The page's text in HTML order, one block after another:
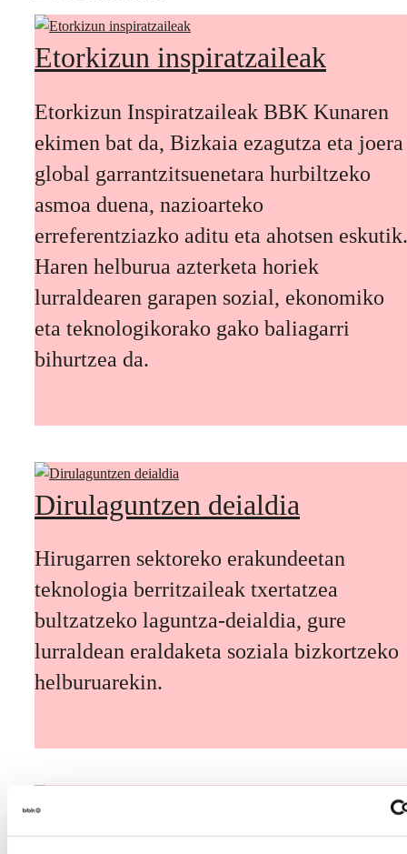
Etorkizun inspiratzaileak
Etorkizun Inspiratzaileak BBK Kunaren
ekimen bat da, Bizkaia ezagutza eta joera
global garrantzitsuenetara hurbiltzeko
asmoa duena, nazioarteko
erreferentziazko aditu eta ahotsen eskutik.
Haren helburua azterketa horiek
lurraldearen garapen sozial, ekonomiko
eta teknologikorako gako baliagarri
bihurtzea da.
Dirulaguntzen deialdia
Hirugarren sektoreko erakundeetan
teknologia berritzaileak txertatzea
bultzatzeko laguntza-deialdia, gure
lurraldean eraldaketa soziala bizkortzeko
helburuarekin.
Etorkizuneko biztanleak